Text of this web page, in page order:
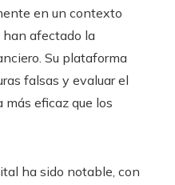
en un contexto
han afectado la
Su plataforma
falsas y evaluar el
eficaz que los
ha sido notable, con